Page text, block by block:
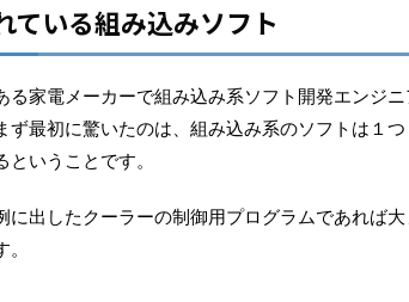
ている組み込みソフト
家電メーカーで組み込み系ソフト開発エンジ
ず最初に驚いたのは、組み込み系のソフトは１
いうことです。
出したクーラーの制御用プログラムであれば